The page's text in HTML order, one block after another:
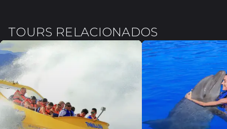
TOURS RELACIONADOS